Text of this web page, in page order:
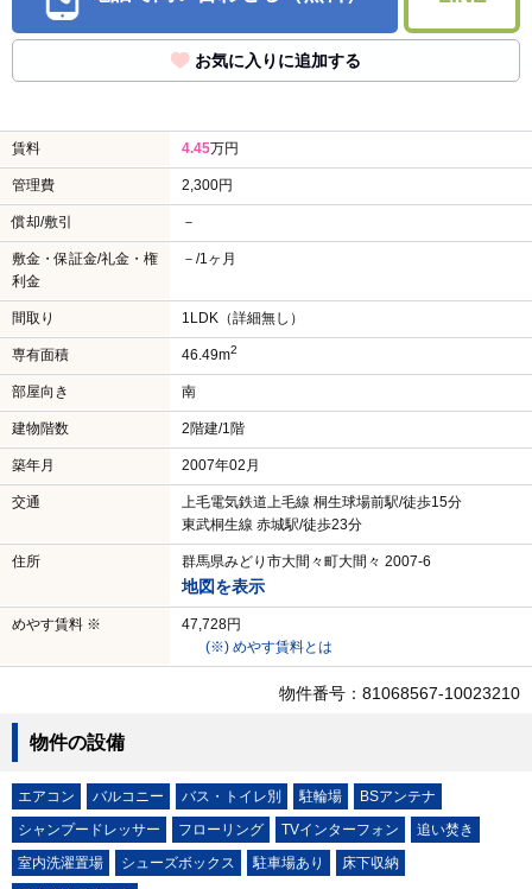
お気に入りに追加する
賃料 4.45万円
管理費 2,300円
償却/敷引 －
敷金・保証金/礼金・権
利金
－/1ヶ月
間取り 1LDK（詳細無し）
専有面積 46.49m2
部屋向き 南
建物階数 2階建/1階
築年月 2007年02月
交通
上毛電気鉄道上毛線 桐生球場前駅/徒歩15分
東武桐生線 赤城駅/徒歩23分
住所 群馬県みどり市大間々町大間々 2007-6
地図を表示
めやす賃料 ※
47,728円
(※) めやす賃料とは
物件番号：81068567-10023210
物件の設備
エアコン バルコニー バス・トイレ別 駐輪場
BSアンテナ
シャンプードレッサー
フローリング TVインターフォン
追い焚き
室内洗濯置場
シューズボックス 駐車場あり
床下収納